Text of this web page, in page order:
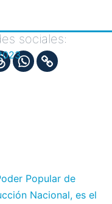
sociales:
Popular de
Nacional, es el